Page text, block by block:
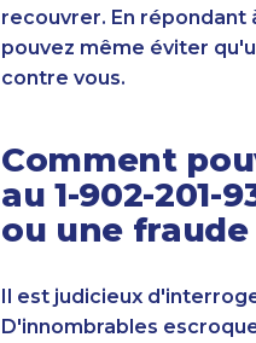
recouvrer. En
pouvez même éviter
contre vous.
Comment
au 1-902-201-
ou une fraude
Il est judicieux
D'innombrables